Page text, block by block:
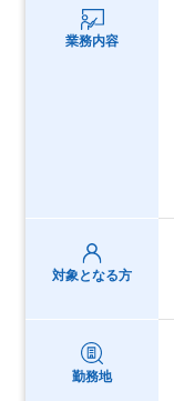
業務内容
対象となる方
勤務地